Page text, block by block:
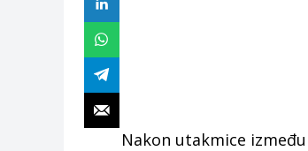
Nakon utakmice